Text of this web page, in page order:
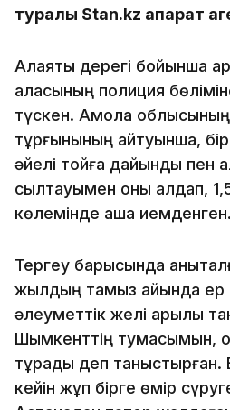
туралы Stan.kz ақпарат
Алаяқтық дерегі бойынша
қаласының полиция
түскен. Ақмола
тұрғынының айтуынша,
әйелі тойға дайындық пен
сылтауымен оны алдап,
көлемінде ақша иемденген.
Тергеу барысында
жылдың тамыз айында ер
әлеуметтік желі арқылы
Шымкенттің тумасымын,
тұрады деп таныстырған.
кейін жұп бірге өмір